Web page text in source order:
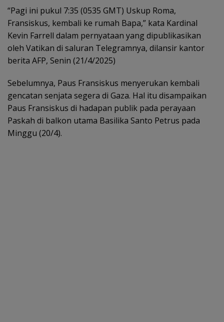
“Pagi ini pukul 7:35 (0535 GMT) Uskup Roma,
Fransiskus, kembali ke rumah Bapa,” kata Kardinal
Kevin Farrell dalam pernyataan yang dipublikasikan
oleh Vatikan di saluran Telegramnya, dilansir kantor
berita AFP, Senin (21/4/2025)
Sebelumnya, Paus Fransiskus menyerukan kembali
gencatan senjata segera di Gaza. Hal itu disampaikan
Paus Fransiskus di hadapan publik pada perayaan
Paskah di balkon utama Basilika Santo Petrus pada
Minggu (20/4).